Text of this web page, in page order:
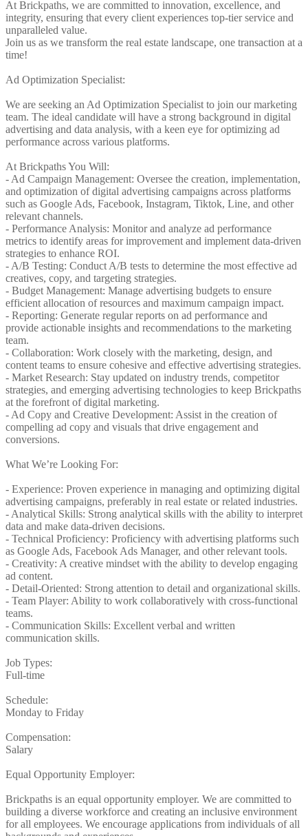
At Brickpaths, we are committed to innovation, excellence, and
integrity, ensuring that every client experiences top-tier service and
unparalleled value.
Join us as we transform the real estate landscape, one transaction at a
time!
Ad Optimization Specialist:
We are seeking an Ad Optimization Specialist to join our marketing
team. The ideal candidate will have a strong background in digital
advertising and data analysis, with a keen eye for optimizing ad
performance across various platforms.
At Brickpaths You Will:
- Ad Campaign Management: Oversee the creation, implementation,
and optimization of digital advertising campaigns across platforms
such as Google Ads, Facebook, Instagram, Tiktok, Line, and other
relevant channels.
- Performance Analysis: Monitor and analyze ad performance
metrics to identify areas for improvement and implement data-driven
strategies to enhance ROI.
- A/B Testing: Conduct A/B tests to determine the most effective ad
creatives, copy, and targeting strategies.
- Budget Management: Manage advertising budgets to ensure
efficient allocation of resources and maximum campaign impact.
- Reporting: Generate regular reports on ad performance and
provide actionable insights and recommendations to the marketing
team.
- Collaboration: Work closely with the marketing, design, and
content teams to ensure cohesive and effective advertising strategies.
- Market Research: Stay updated on industry trends, competitor
strategies, and emerging advertising technologies to keep Brickpaths
at the forefront of digital marketing.
- Ad Copy and Creative Development: Assist in the creation of
compelling ad copy and visuals that drive engagement and
conversions.
What We’re Looking For:
- Experience: Proven experience in managing and optimizing digital
advertising campaigns, preferably in real estate or related industries.
- Analytical Skills: Strong analytical skills with the ability to interpret
data and make data-driven decisions.
- Technical Proficiency: Proficiency with advertising platforms such
as Google Ads, Facebook Ads Manager, and other relevant tools.
- Creativity: A creative mindset with the ability to develop engaging
ad content.
- Detail-Oriented: Strong attention to detail and organizational skills.
- Team Player: Ability to work collaboratively with cross-functional
teams.
- Communication Skills: Excellent verbal and written
communication skills.
Job Types:
Full-time
Schedule:
Monday to Friday
Compensation:
Salary
Equal Opportunity Employer:
Brickpaths is an equal opportunity employer. We are committed to
building a diverse workforce and creating an inclusive environment
for all employees. We encourage applications from individuals of all